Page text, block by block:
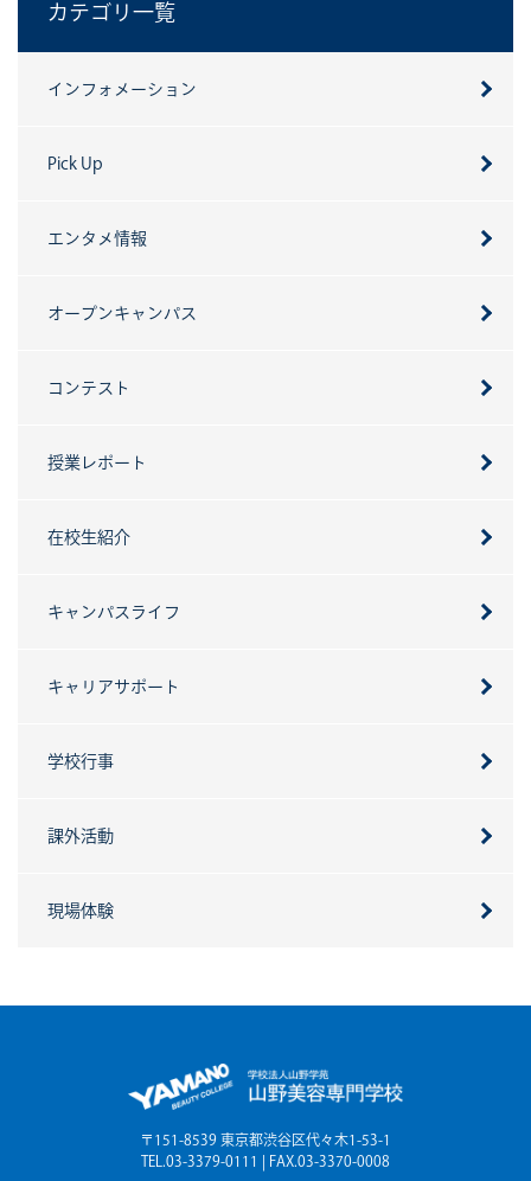
カテゴリ一覧
インフォメーション
Pick Up
エンタメ情報
オープンキャンパス
コンテスト
授業レポート
在校生紹介
キャンパスライフ
キャリアサポート
学校行事
課外活動
現場体験
〒151-8539 東京都渋谷区代々木1-53-1
TEL.03-3379-0111 | FAX.03-3370-0008